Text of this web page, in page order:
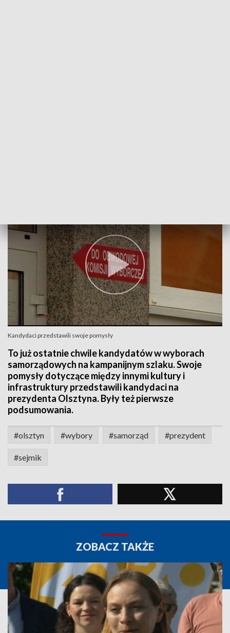
Kandydaci przedstawili swoje pomysły
To już ostatnie chwile kandydatów w wyborach
samorządowych na kampanijnym szlaku. Swoje
pomysły dotyczące między innymi kultury i
infrastruktury przedstawili kandydaci na
prezydenta Olsztyna. Były też pierwsze
podsumowania.
#olsztyn #wybory #samorząd #prezydent
#sejmik
ZOBACZ TAKŻE